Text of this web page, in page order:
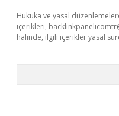
Hukuka ve yasal
içerikleri,
halinde, ilgili içerikler yasal